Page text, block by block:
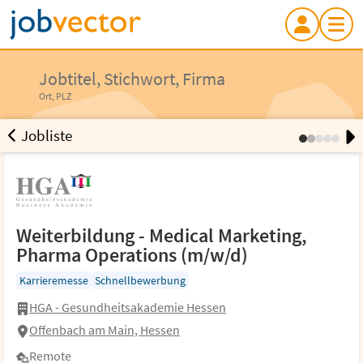
Jobtitel, Stichwort, Firma
Ort, PLZ
Jobliste
Weiterbildung - Medical Marketing,
Pharma Operations (m/w/d)
Karrieremesse Schnellbewerbung
HGA - Gesundheitsakademie Hessen
Offenbach am Main, Hessen
Remote
Jobtitel, Stichwort, Firma
Ort, PLZ
Weiterbildung - Medical Marketing, Pharma
HGA - Gesundheitsakademie Hessen
Offenbach am Main, Hessen...
30.07.2026
Medical Marketing
Pharmakoökonomie